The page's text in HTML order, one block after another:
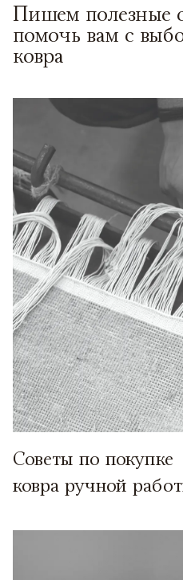
Пишем полезные
помочь вам с
ковра
Советы по покупке
ковра ручной